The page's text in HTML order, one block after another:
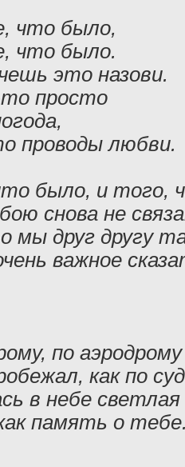
что было,
что было.
это назови.
просто
проводы любви.
было, и того,
снова не
мы друг другу
важное
по аэродрому
как по
в небе светлая
память о